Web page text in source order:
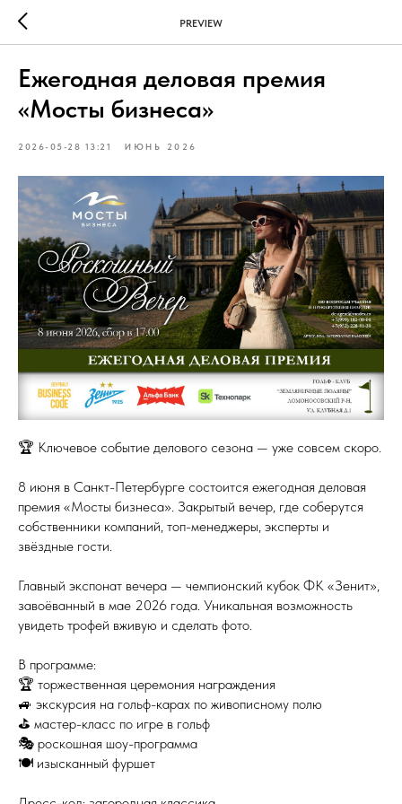
PREVIEW
Ежегодная деловая премия
«Мосты бизнеса»
2026-05-28 13:21 ИЮНЬ 2026
🏆 Ключевое событие делового сезона — уже совсем скоро.
8 июня в Санкт-Петербурге состоится ежегодная деловая
премия «Мосты бизнеса». Закрытый вечер, где соберутся
собственники компаний, топ-менеджеры, эксперты и
звёздные гости.
Главный экспонат вечера — чемпионский кубок ФК «Зенит»,
завоёванный в мае 2026 года. Уникальная возможность
увидеть трофей вживую и сделать фото.
В программе:
🏆 торжественная церемония награждения
🚙 экскурсия на гольф-карах по живописному полю
⛳ мастер-класс по игре в гольф
🎭 роскошная шоу-программа
🍽 изысканный фуршет